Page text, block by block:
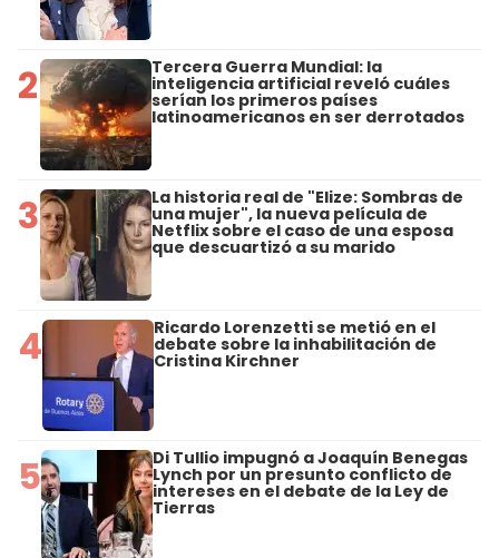
2 Tercera Guerra Mundial: la
inteligencia artificial reveló cuáles
serían los primeros países
latinoamericanos en ser derrotados
3 La historia real de "Elize: Sombras de
una mujer", la nueva película de
Netflix sobre el caso de una esposa
que descuartizó a su marido
4 Ricardo Lorenzetti se metió en el
debate sobre la inhabilitación de
Cristina Kirchner
5 Di Tullio impugnó a Joaquín Benegas
Lynch por un presunto conflicto de
intereses en el debate de la Ley de
Tierras